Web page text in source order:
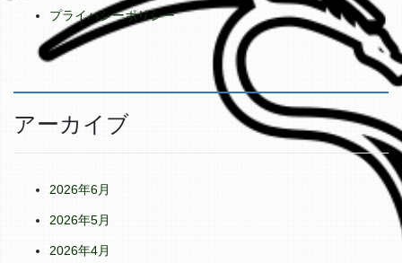
プライバシーポリシー
アーカイブ
2026年6月
2026年5月
2026年4月